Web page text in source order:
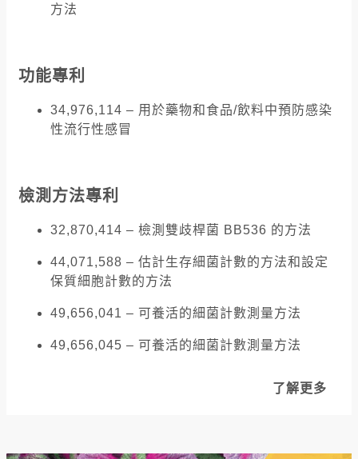
方法
功能專利
34,976,114 – 用於藥物和食品/飲料中預防感染
性流行性感冒
檢測方法專利
32,870,414 – 檢測雙歧桿菌 BB536 的方法
44,071,588 – 估計生存細菌計數的方法和設定
保質細胞計數的方法
49,656,041 – 可養活的細菌計數測量方法
49,656,045 – 可養活的細菌計數測量方法
了解更多